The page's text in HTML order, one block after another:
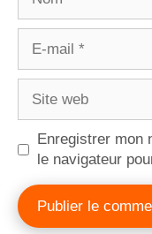
Enregistrer mon
le navigateur